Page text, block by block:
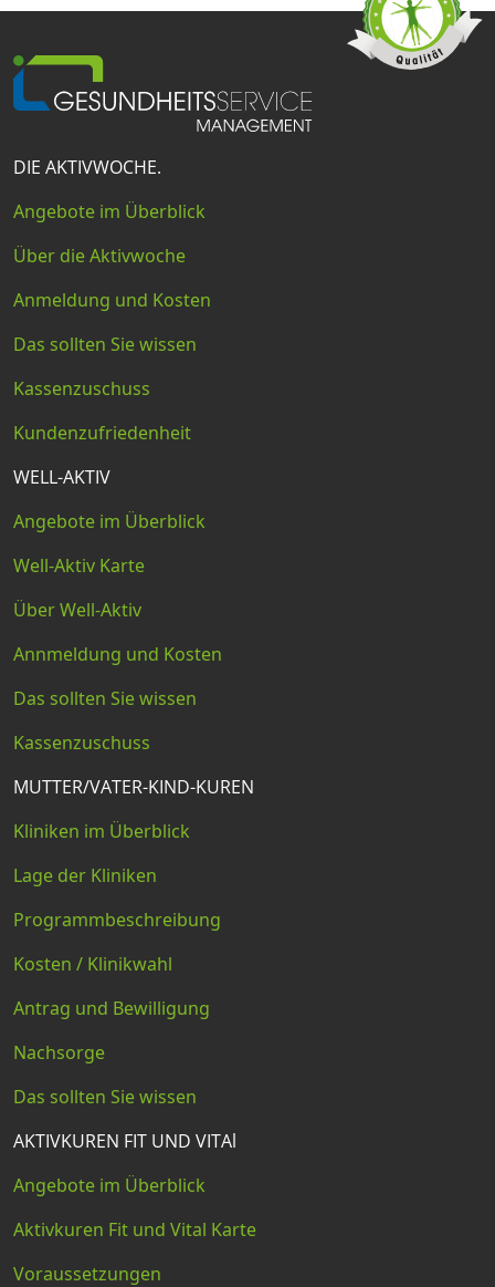
DIE AKTIVWOCHE.
Angebote im Überblick
Über die Aktivwoche
Anmeldung und Kosten
Das sollten Sie wissen
Kassenzuschuss
Kundenzufriedenheit
WELL-AKTIV
Angebote im Überblick
Well-Aktiv Karte
Über Well-Aktiv
Annmeldung und Kosten
Das sollten Sie wissen
Kassenzuschuss
MUTTER/VATER-KIND-KUREN
Kliniken im Überblick
Lage der Kliniken
Programmbeschreibung
Kosten / Klinikwahl
Antrag und Bewilligung
Nachsorge
Das sollten Sie wissen
AKTIVKUREN FIT UND VITAl
Angebote im Überblick
Aktivkuren Fit und Vital Karte
Voraussetzungen